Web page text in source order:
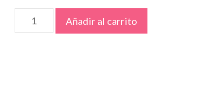
Tarta
de
Añadir al carrito